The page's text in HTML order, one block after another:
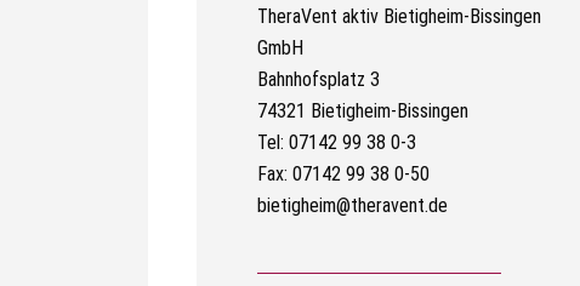
TheraVent aktiv Bietigheim-Bissingen
GmbH
Bahnhofsplatz 3
74321 Bietigheim-Bissingen
Tel: 07142 99 38 0-3
Fax: 07142 99 38 0-50
bietigheim@theravent.de